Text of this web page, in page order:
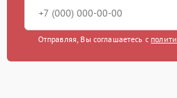
Отправляя, Вы соглашаетесь с